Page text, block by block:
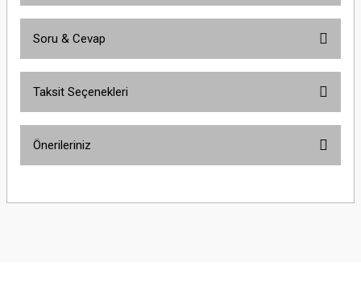
Soru & Cevap
Taksit Seçenekleri
Önerileriniz
yetersiz gördüğünüz noktaları öneri formunu kullanarak tarafımıza